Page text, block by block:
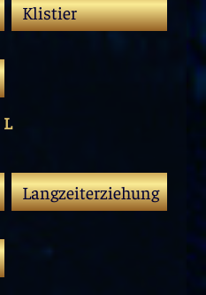
Klistier
L
Langzeiterziehung